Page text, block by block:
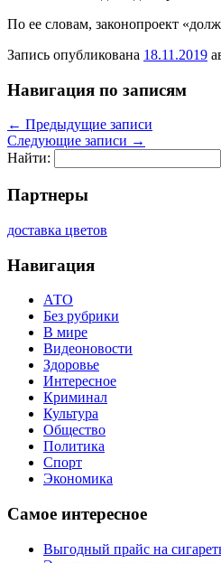
По ее словам, законопроект
Запись опубликована 18.11.2019
Навигация по записям
← Предыдущие записи
Следующие записи →
Найти:
Партнеры
доставка цветов
Навигация
АТО
Без рубрики
В мире
Видеоновости
Здоровье
Интересное
Криминал
Культура
Общество
Политика
Спорт
Экономика
Самое интересное
Выгодный прайс на